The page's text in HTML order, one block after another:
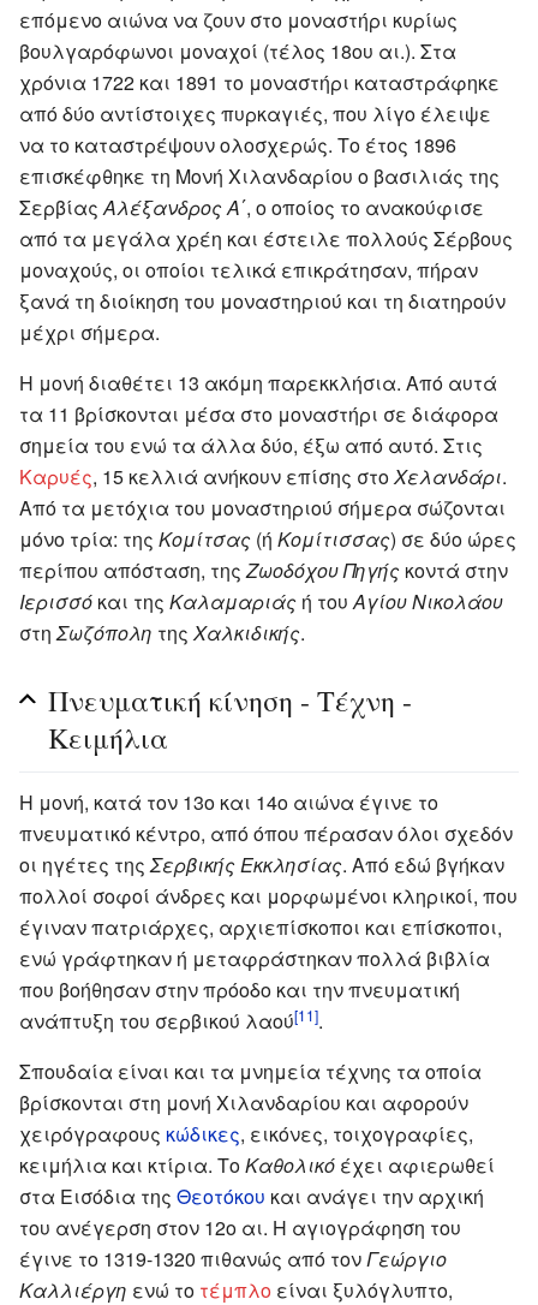
επόμενο αιώνα να ζουν στο μοναστήρι κυρίως
βουλγαρόφωνοι μοναχοί (τέλος 18ου αι.). Στα
χρόνια 1722 και 1891 το μοναστήρι καταστράφηκε
από δύο αντίστοιχες πυρκαγιές, που λίγο έλειψε
να το καταστρέψουν ολοσχερώς. Το έτος 1896
επισκέφθηκε τη Μονή Χιλανδαρίου ο βασιλιάς της
Σερβίας Αλέξανδρος Α΄, ο οποίος το ανακούφισε
από τα μεγάλα χρέη και έστειλε πολλούς Σέρβους
μοναχούς, οι οποίοι τελικά επικράτησαν, πήραν
ξανά τη διοίκηση του μοναστηριού και τη διατηρούν
μέχρι σήμερα.
Η μονή διαθέτει 13 ακόμη παρεκκλήσια. Από αυτά
τα 11 βρίσκονται μέσα στο μοναστήρι σε διάφορα
σημεία του ενώ τα άλλα δύο, έξω από αυτό. Στις
Καρυές, 15 κελλιά ανήκουν επίσης στοΧελανδάρι.
Από τα μετόχια του μοναστηριού σήμερα σώζονται
μόνο τρία: της Κομίτσας (ή Κομίτισσας) σε δύο ώρες
περίπου απόσταση, της Ζωοδόχου Πηγής κοντά στην
Ιερισσό και της Καλαμαριάς ή του Αγίου Νικολάου
στη Σωζόπολη της Χαλκιδικής.
Πνευματική κίνηση - Τέχνη -
Κειμήλια
Η μονή, κατά τον 13ο και 14ο αιώνα έγινε το
πνευματικό κέντρο, από όπου πέρασαν όλοι σχεδόν
οι ηγέτες της Σερβικής Εκκλησίας. Από εδώ βγήκαν
πολλοί σοφοί άνδρες και μορφωμένοι κληρικοί, που
έγιναν πατριάρχες, αρχιεπίσκοποι και επίσκοποι,
ενώ γράφτηκαν ή μεταφράστηκαν πολλά βιβλία
που βοήθησαν στην πρόοδο και την πνευματική
ανάπτυξη του σερβικού λαού[11].
Σπουδαία είναι και τα μνημεία τέχνης τα οποία
βρίσκονται στη μονή Χιλανδαρίου και αφορούν
χειρόγραφους κώδικες, εικόνες, τοιχογραφίες,
κειμήλια και κτίρια. ΤοΚαθολικό έχει αφιερωθεί
στα Εισόδια της Θεοτόκου και ανάγει την αρχική
του ανέγερση στον 12ο αι. Η αγιογράφηση του
έγινε το 1319-1320 πιθανώς από τον Γεώργιο
Καλλιέργη ενώ το τέμπλο είναι ξυλόγλυπτο,